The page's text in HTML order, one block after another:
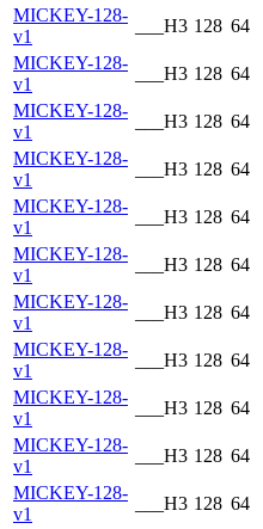
MICKEY-128-
v1
___H3 128 64
MICKEY-128-
v1
___H3 128 64
MICKEY-128-
v1
___H3 128 64
MICKEY-128-
v1
___H3 128 64
MICKEY-128-
v1
___H3 128 64
MICKEY-128-
v1
___H3 128 64
MICKEY-128-
v1
___H3 128 64
MICKEY-128-
v1
___H3 128 64
MICKEY-128-
v1
___H3 128 64
MICKEY-128-
v1
___H3 128 64
MICKEY-128-
v1
___H3 128 64